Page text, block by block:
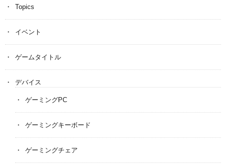
Topics
イベント
ゲームタイトル
デバイス
ゲーミングPC
ゲーミングキーボード
ゲーミングチェア